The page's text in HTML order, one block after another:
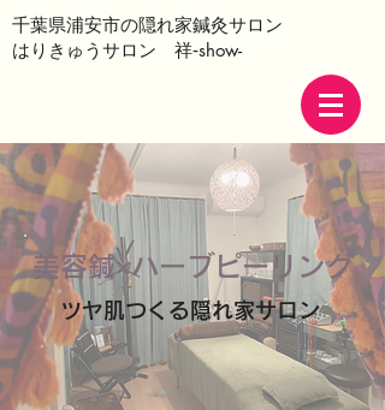
千葉県浦安市の隠れ家鍼灸サロン
はりきゅうサロン 祥‐show-
美容鍼×ハーブピーリング
ツヤ肌つくる隠れ家サロン